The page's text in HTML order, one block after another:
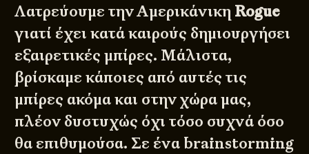
Λατρεύουμε την Αμερικάνικη Rogue
γιατί έχει κατά καιρούς δημιουργήσει
εξαιρετικές μπίρες. Μάλιστα,
βρίσκαμε κάποιες από αυτές τις
μπίρες ακόμα και στην χώρα μας,
πλέον δυστυχώς όχι τόσο συχνά όσο
θα επιθυμούσα. Σε ένα brainstorming